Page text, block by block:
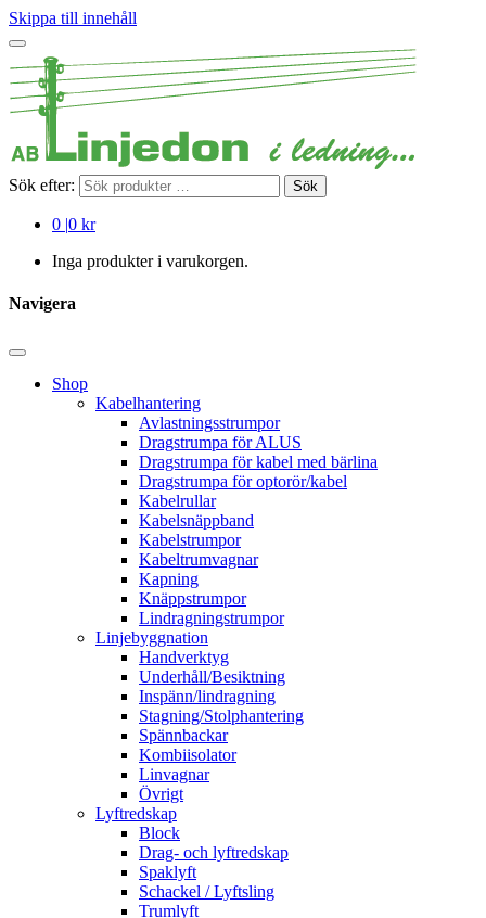
Skippa till innehåll
Sök efter: Sök
0 |0 kr
Inga produkter i varukorgen.
Navigera
Shop
Kabelhantering
Avlastningsstrumpor
Dragstrumpa för ALUS
Dragstrumpa för kabel med bärlina
Dragstrumpa för optorör/kabel
Kabelrullar
Kabelsnäppband
Kabelstrumpor
Kabeltrumvagnar
Kapning
Knäppstrumpor
Lindragningstrumpor
Linjebyggnation
Handverktyg
Underhåll/Besiktning
Inspänn/lindragning
Stagning/Stolphantering
Spännbackar
Kombiisolator
Linvagnar
Övrigt
Lyftredskap
Block
Drag- och lyftredskap
Spaklyft
Schackel / Lyftsling
Trumlyft